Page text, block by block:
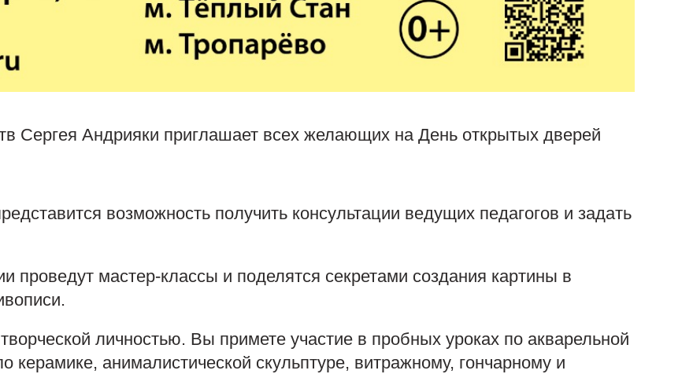
Сергея Андрияки приглашает всех желающих на День открытых дверей
возможность получить консультации ведущих педагогов и задать
проведут мастер-классы и поделятся секретами создания картины в
личностью. Вы примете участие в пробных уроках по акварельной
керамике, анималистической скульптуре, витражному, гончарному и